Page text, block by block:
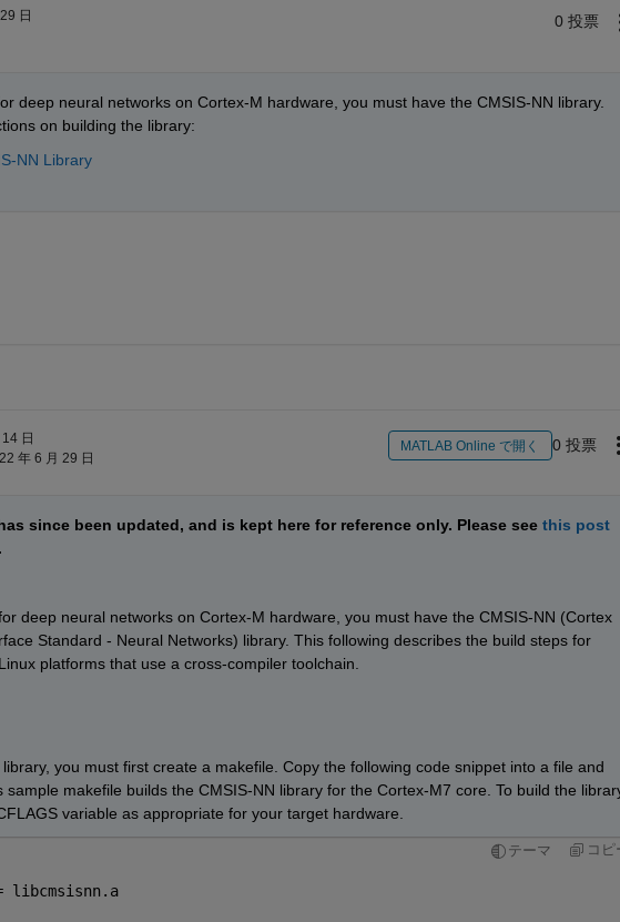
日 0 投票
deep neural networks on Cortex-M hardware, you must have the CMSIS-NN library.
on building the library:
NN Library
日
年 6 月 29 日
MATLAB Online で開く 0 投票
since been updated, and is kept here for reference only. Please see this post
deep neural networks on Cortex-M hardware, you must have the CMSIS-NN (Cortex
Standard - Neural Networks) library. This following describes the build steps for
platforms that use a cross-compiler toolchain.
you must first create a makefile. Copy the following code snippet into a file and
sample makefile builds the CMSIS-NN library for the Cortex-M7 core. To build the
variable as appropriate for your target hardware.
テーマ コピ
= libcmsisnn.a